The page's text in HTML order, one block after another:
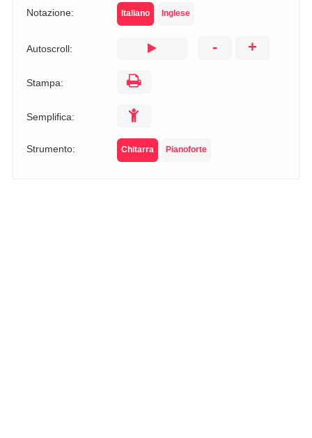
Notazione: Italiano Inglese
Autoscroll: - +
Stampa:
Semplifica:
Strumento: Chitarra Pianoforte